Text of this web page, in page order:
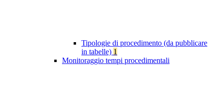
Tipologie di procedimento (da pubblicare
in tabelle) 1
Monitoraggio tempi procedimentali